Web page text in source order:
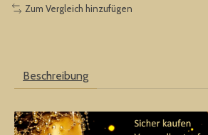
Zum Vergleich hinzufügen
Beschreibung